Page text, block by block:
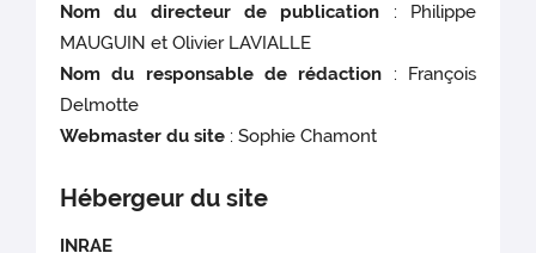
Nom du directeur de publication : Philippe
MAUGUIN et Olivier LAVIALLE
Nom du responsable de rédaction : François
Delmotte
Webmaster du site : Sophie Chamont
Hébergeur du site
INRAE